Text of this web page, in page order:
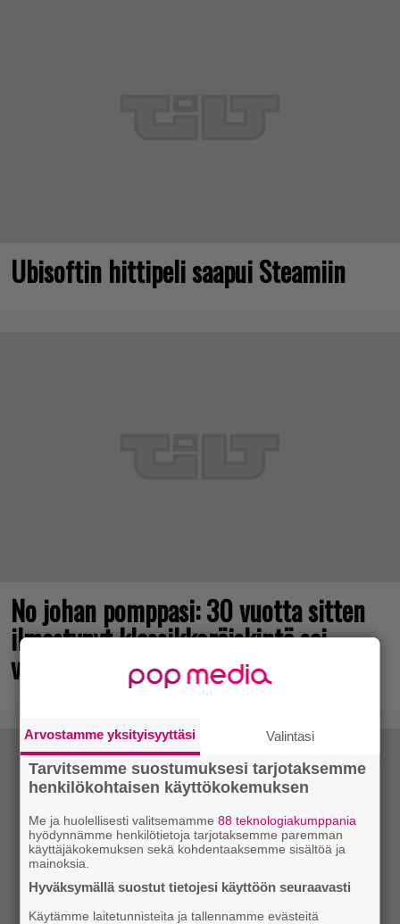
Ubisoftin hittipeli saapui Steamiin
No johan pomppasi: 30 vuotta sitten
ilmestynyt klassikkoräiskintä sai
valtavasti lisää sisältöä
Arvostamme yksityisyyttäsi Valintasi
Tarvitsemme suostumuksesi tarjotaksemme
henkilökohtaisen käyttökokemuksen
Me ja huolellisesti valitsemamme88 teknologiakumppania
hyödynnämme henkilötietoja tarjotaksemme paremman
käyttäjäkokemuksen sekä kohdentaaksemme sisältöä ja
mainoksia.
Hyväksymällä suostut tietojesi käyttöön seuraavasti
Käytämme laitetunnisteita ja tallennamme evästeitä